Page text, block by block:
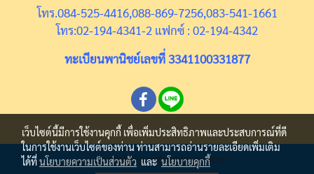
โทร.084-525-4416,088-869-7256,083-541-1661
โทร:02-194-4341-2 แฟกซ์ : 02-194-4342
ทะเบียนพานิชย์เลขที่ 3341100331877
Copy right by makewebeasy.com
เว็บไซต์นี้มีการใช้งานคุกกี้ เพื่อเพิ่มประสิทธิภาพและประสบการณ์ที่ดี
ในการใช้งานเว็บไซต์ของท่าน ท่านสามารถอ่านรายละเอียดเพิ่มเติม
ได้ที่นโยบายความเป็นส่วนตัวและนโยบายคุกกี้